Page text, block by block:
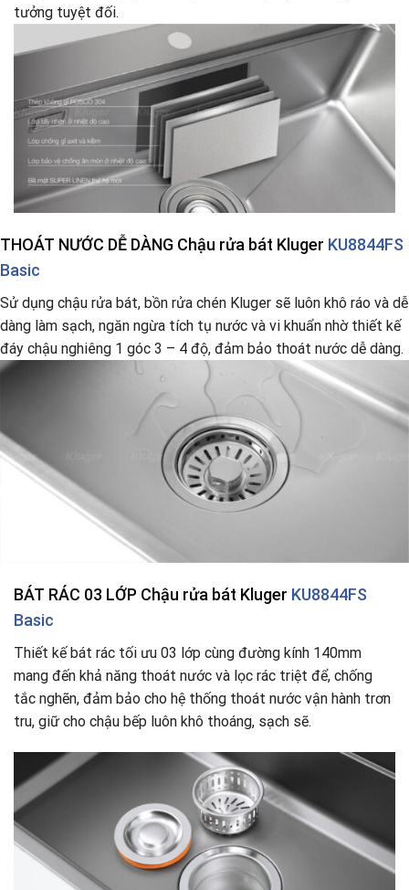
tưởng tuyệt đối.
THOÁT NƯỚC DỄ DÀNG Chậu rửa bát Kluger KU8844FS
Basic
Sử dụng chậu rửa bát, bồn rửa chén Kluger sẽ luôn khô ráo và dễ
dàng làm sạch, ngăn ngừa tích tụ nước và vi khuẩn nhờ thiết kế
đáy chậu nghiêng 1 góc 3 – 4 độ, đảm bảo thoát nước dễ dàng.
BÁT RÁC 03 LỚP Chậu rửa bát Kluger KU8844FS
Basic
Thiết kế bát rác tối ưu 03 lớp cùng đường kính 140mm
mang đến khả năng thoát nước và lọc rác triệt để, chống
tắc nghẽn, đảm bảo cho hệ thống thoát nước vận hành trơn
tru, giữ cho chậu bếp luôn khô thoáng, sạch sẽ.